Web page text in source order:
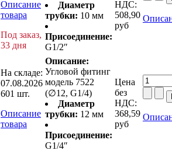
Описание
товара
Под заказ,
33 дня
Диаметр
трубки: 10 мм
Присоединение:
G1/2″
НДС:
508,90
руб
На складе:
07.08.2026
601 шт.
Описание
товара
Описание:
Угловой фитинг
модель 7522
(∅12, G1/4)
Диаметр
трубки: 12 мм
Присоединение:
G1/4″
Цена
без
НДС:
368,59
руб